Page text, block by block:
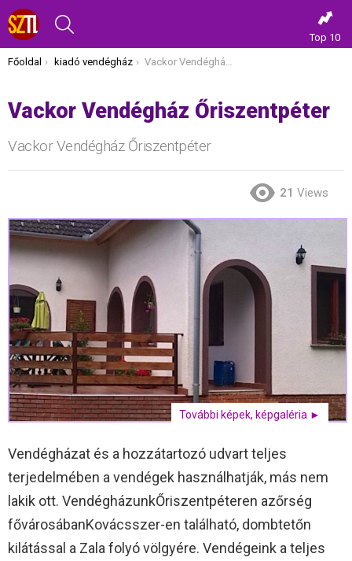
Top 10
Itt vagy most:
Főoldal kiadó vendégház Vackor Vendégház Őriszentpéter
Vackor Vendégház Őriszentpéter
Vackor Vendégház Őriszentpéter
21 Views
További képek, képgaléria ►
Vendégházat és a hozzátartozó udvart teljes
terjedelmében a vendégek használhatják, más nem
lakik ott. VendégházunkŐriszentpéteren azőrség
fővárosábanKovácsszer-en található, dombtetőn
kilátással a Zala folyó völgyére. Vendégeink a teljes